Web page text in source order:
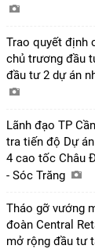
Trao quyết định
chủ trương đầu
đầu tư 2 dự án
Lãnh đạo TP
tra tiến độ Dự
4 cao tốc Châu
- Sóc Trăng
Tháo gỡ vướng
đoàn Central
mở rộng đầu tư